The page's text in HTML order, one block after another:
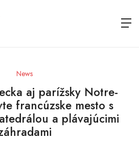
News
aj parížsky Notre-
francúzske mesto s
a plávajúcimi